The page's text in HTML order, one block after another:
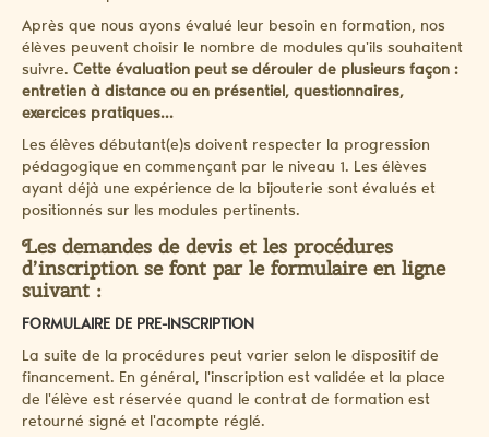
Après que nous ayons évalué leur besoin en formation, nos
élèves peuvent choisir le nombre de modules qu'ils souhaitent
suivre. Cette évaluation peut se dérouler de plusieurs façon :
entretien à distance ou en présentiel, questionnaires,
exercices pratiques...
Les élèves débutant(e)s doivent respecter la progression
pédagogique en commençant par le niveau 1. Les élèves
ayant déjà une expérience de la bijouterie sont évalués et
positionnés sur les modules pertinents.
Les demandes de devis et les procédures
d’inscription se font par le formulaire en ligne
suivant :
FORMULAIRE DE PRE-INSCRIPTION
La suite de la procédures peut varier selon le dispositif de
financement. En général, l'inscription est validée et la place
de l'élève est réservée quand le contrat de formation est
retourné signé et l'acompte réglé.